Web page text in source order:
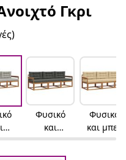
Γκρι
Φυσικό
και
ανθρακί
Φυσικό
και μπεζ